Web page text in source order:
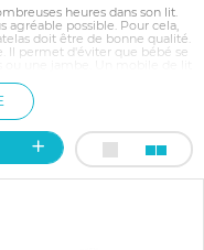
heures dans son lit.
possible. Pour cela,
doit être de bonne qualité.
Il permet d'éviter que bébé se